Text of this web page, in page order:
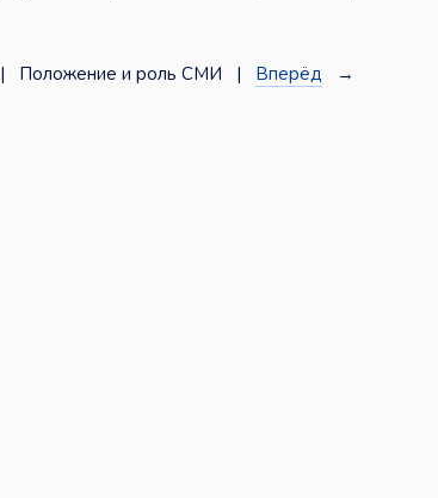
| Положение и роль СМИ | Вперёд →